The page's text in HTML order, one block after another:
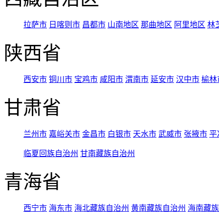
拉萨市 日喀则市 昌都市 山南地区 那曲地区 阿里地区 林
陕西省
西安市 铜川市 宝鸡市 咸阳市 渭南市 延安市 汉中市 榆林
甘肃省
兰州市 嘉峪关市 金昌市 白银市 天水市 武威市 张掖市 平
临夏回族自治州 甘南藏族自治州
青海省
西宁市 海东市 海北藏族自治州 黄南藏族自治州 海南藏